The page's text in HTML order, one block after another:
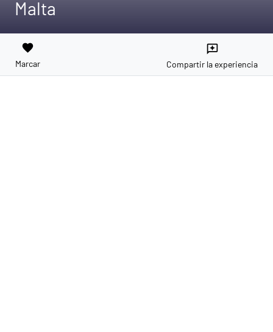
Malta
favorite
Marcar
reviews
Compartir la experiencia